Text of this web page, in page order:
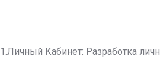
1.Личный Кабинет: Разработка